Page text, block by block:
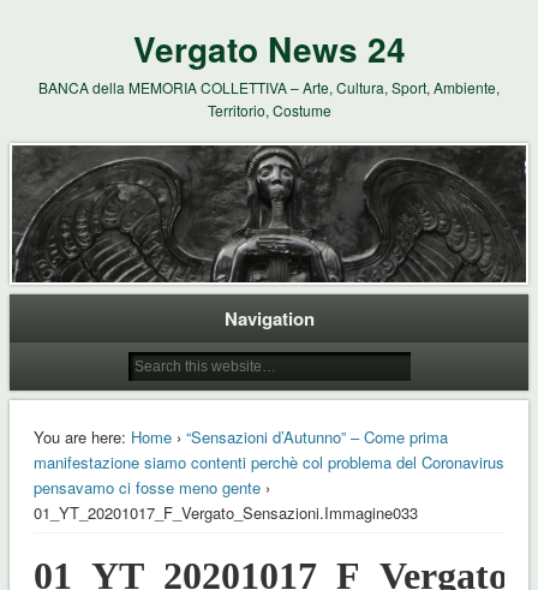
Vergato News 24
BANCA della MEMORIA COLLETTIVA – Arte, Cultura, Sport, Ambiente,
Territorio, Costume
Navigation
You are here: Home› “Sensazioni d’Autunno” – Come prima
manifestazione siamo contenti perchè col problema del Coronavirus
pensavamo ci fosse meno gente›
01_YT_20201017_F_Vergato_Sensazioni.Immagine033